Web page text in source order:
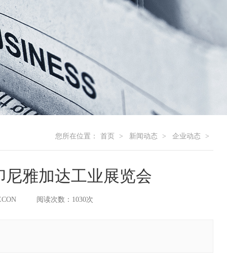
您所在位置： 首页 新闻动态 企业动态
雅加达工业展览会
阅读次数：1030次